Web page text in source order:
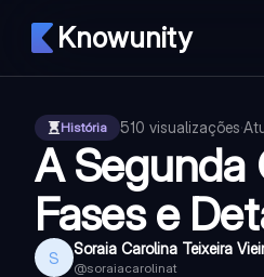
Knowunity
História 510 visualizações·
A Segunda
Fases e
S Soraia Carolina Teixeira
@soraiacarolinat